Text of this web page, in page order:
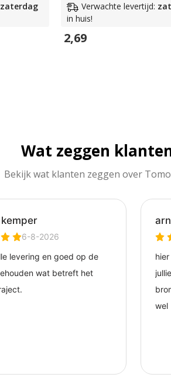
zaterdag
Verwachte levertijd:
in huis!
2,69
Wat zeggen
Bekijk wat klanten zeggen over